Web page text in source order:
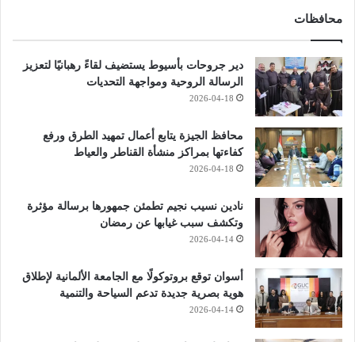
محافظات
دير جروحات بأسيوط يستضيف لقاءً رهبانيًا لتعزيز
الرسالة الروحية ومواجهة التحديات
2026-04-18
محافظ الجيزة يتابع أعمال تمهيد الطرق ورفع
كفاءتها بمراكز منشأة القناطر والعياط
2026-04-18
نادين نسيب نجيم تطمئن جمهورها برسالة مؤثرة
وتكشف سبب غيابها عن رمضان
2026-04-14
أسوان توقع بروتوكولًا مع الجامعة الألمانية لإطلاق
هوية بصرية جديدة تدعم السياحة والتنمية
2026-04-14